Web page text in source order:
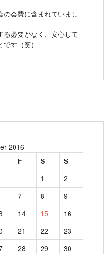
の会費に含まれていまし
る必要がなく、安心して
す（笑）
2016
F S
S
1
2
7 8
9
14 15
16
21 22
23
28 29
30